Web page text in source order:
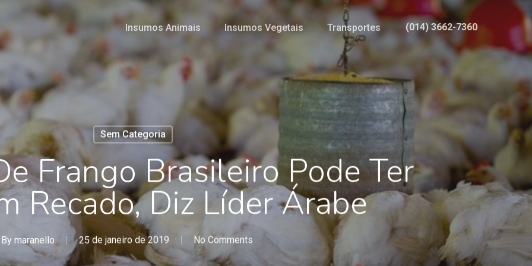
Insumos Animais Insumos Vegetais Transportes (014) 3662-7360
Sem Categoria
Frango Brasileiro Pode Ter
Recado, Diz Líder Árabe
By maranello 25 de janeiro de 2019 No Comments